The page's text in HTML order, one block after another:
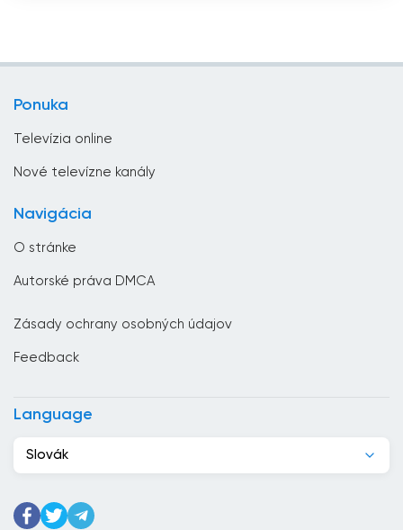
Cyprus
Dánsko
Ekvádor
Ponuka
Televízia online
Nové televízne kanály
Navigácia
O stránke
Autorské práva DMCA
Zásady ochrany osobných údajov
Feedback
Language
Slovák